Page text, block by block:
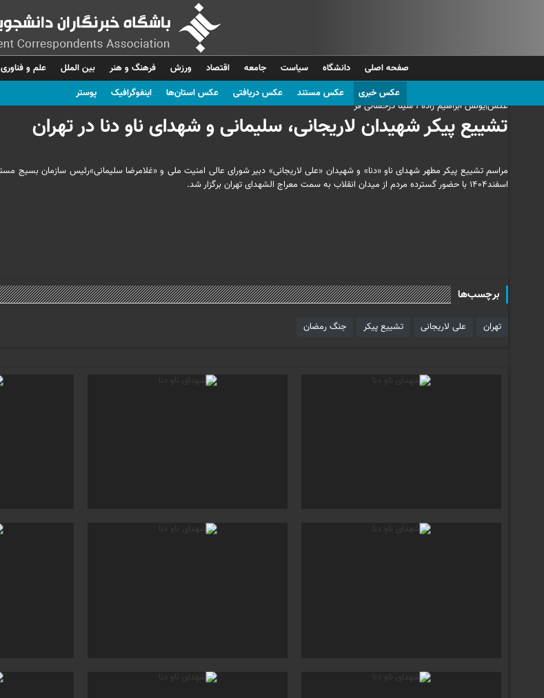
صفحه اصلی دانشگاه سیاست جامعه اقتصاد ورزش فرهنگ و هنر بین الملل علم و فناوری
عکس خبری
عکس مستند عکس دریافتی عکس استان‌ها اینفوگرافیک پوستر
عکس|یونس ابراهیم زاده ، سینا درخشانی فر
تشییع پیکر شهیدان لاریجانی، سلیمانی و شهدای ناو دنا در تهران
اسفند۱۴۰۴ با حضور گسترده مردم از میدان انقلاب به سمت معراج الشهدای تهران برگزار شد.
برچسب‌ها
تهران علی لاریجانی تشییع پیکر جنگ رمضان